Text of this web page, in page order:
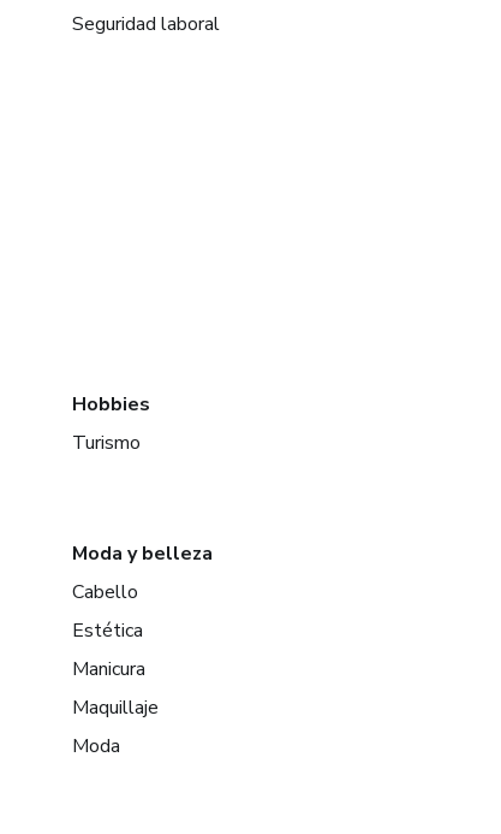
Seguridad laboral
Hobbies
Turismo
Moda y belleza
Cabello
Estética
Manicura
Maquillaje
Moda